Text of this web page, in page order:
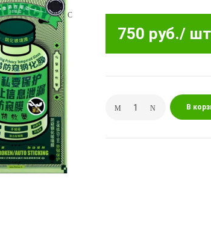
750 руб./
В